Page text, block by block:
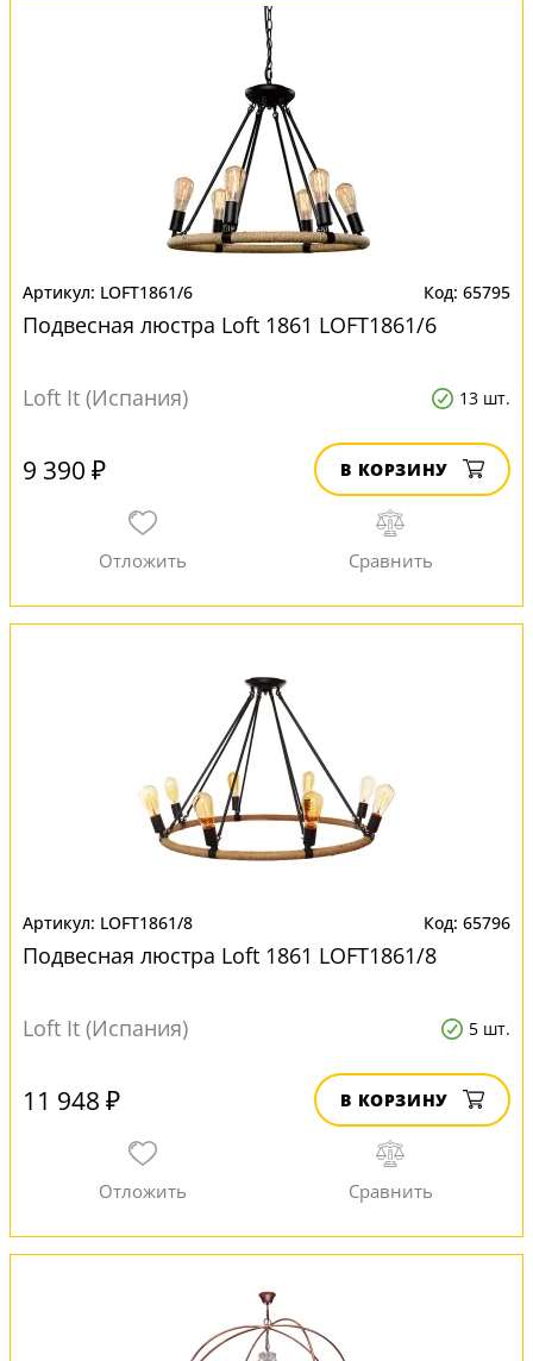
LOFT1861/6 65795
Подвесная люстра Loft 1861 LOFT1861/6
Loft It (Испания) 13 шт.
9 390 ₽ В КОРЗИНУ
LOFT1861/8 65796
Подвесная люстра Loft 1861 LOFT1861/8
Loft It (Испания) 5 шт.
11 948 ₽ В КОРЗИНУ